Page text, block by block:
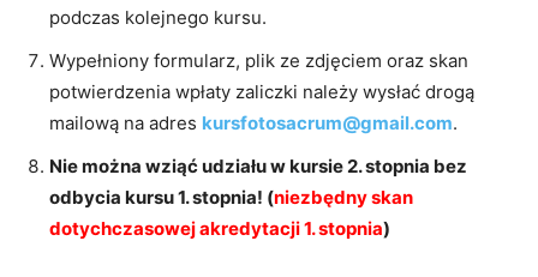
podczas kolejnego kursu.
Wypełniony formularz, plik ze zdjęciem oraz skan
potwierdzenia wpłaty zaliczki należy wysłać drogą
mailową na adres kursfotosacrum@gmail.com.
Nie można wziąć udziału w kursie 2. stopnia bez
odbycia kursu 1. stopnia! (niezbędny skan
dotychczasowej akredytacji 1. stopnia)